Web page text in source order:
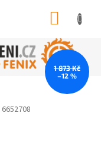
6652708
1 873 Kč
–12 %